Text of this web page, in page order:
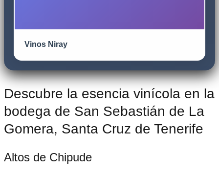
Vinos Niray
Descubre la esencia vinícola en la
bodega de San Sebastián de La
Gomera, Santa Cruz de Tenerife
Altos de Chipude